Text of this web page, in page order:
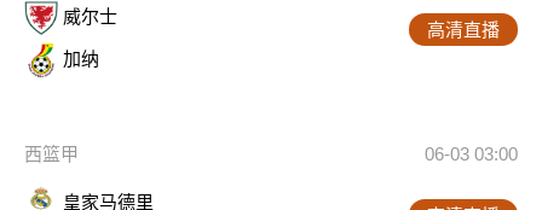
威尔士
加纳
高清直播
西篮甲 06-03 03:00
皇家马德里